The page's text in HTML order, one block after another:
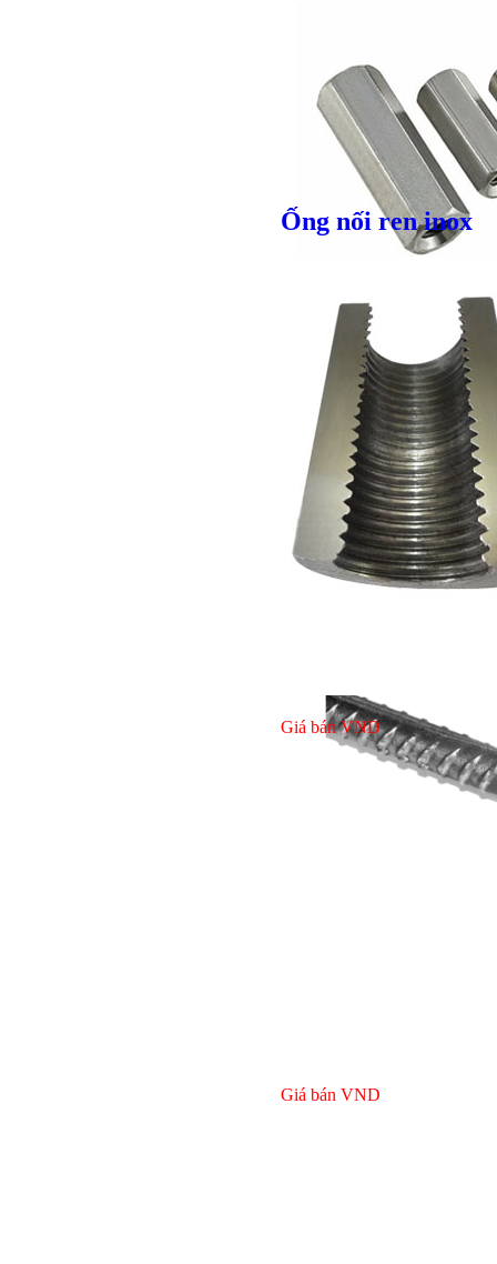
Bulong
VND
Giá bán VND
Giá bánVND
Giá bán VND
Ống nối ren inox
Giá bánVND